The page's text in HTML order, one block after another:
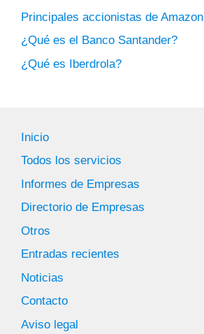
Principales accionistas de Amazon
¿Qué es el Banco Santander?
¿Qué es Iberdrola?
Inicio
Todos los servicios
Informes de Empresas
Directorio de Empresas
Otros
Entradas recientes
Noticias
Contacto
Aviso legal